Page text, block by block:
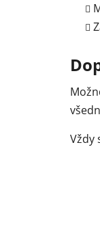
Vždy